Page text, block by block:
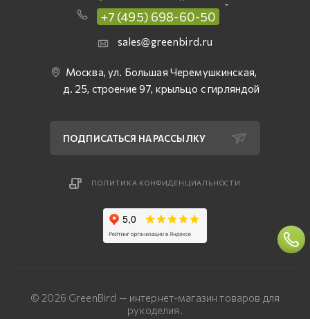
+7 (495) 698-60-50
sales@greenbird.ru
Москва, ул. Большая Черемушкинская,
д. 25, строение 97, крыльцо с гирляндой
ПОДПИСАТЬСЯ НА РАССЫЛКУ
ПОЛИТИКА КОНФИДЕНЦИАЛЬНОСТИ
© 2026 GreenBird — интернет-магазин товаров для
рукоделия.